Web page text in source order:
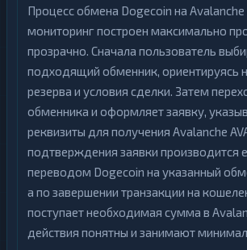
Процесс обмена Dogecoin на Avalanche
мониторинг построен максимально
прозрачно. Сначала пользователь
подходящий обменник, ориентируясь
резерва и условия сделки. Затем
обменника и оформляет заявку,
реквизиты для получения Avalanche
подтверждения заявки производится
переводом Dogecoin на указанный
а по завершении транзакции на
поступает необходимая сумма в
действия понятны и занимают